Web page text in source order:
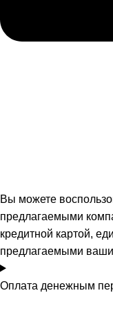
Вы можете
предлагаемыми
кредитной картой,
предлагаемыми
Оплата денежным